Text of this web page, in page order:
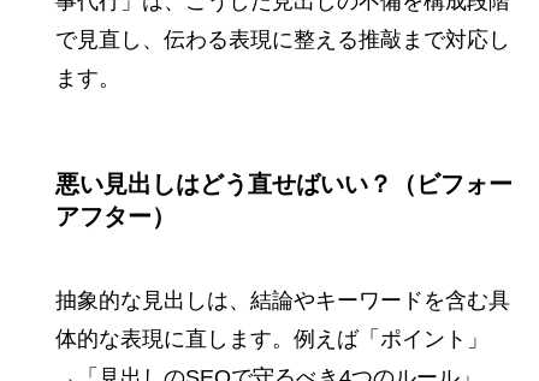
で見直し、伝わる表現に整える推敲まで対応し
ます。
悪い見出しはどう直せばいい？（ビフォー
アフター）
抽象的な見出しは、結論やキーワードを含む具
体的な表現に直します。例えば「ポイント」